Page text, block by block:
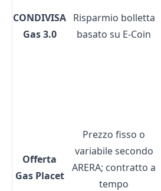
CONDIVISA
Gas 3.0
Risparmio bolletta
basato su E-Coin
Offerta
Gas Placet
Prezzo fisso o
variabile secondo
ARERA; contratto a
tempo